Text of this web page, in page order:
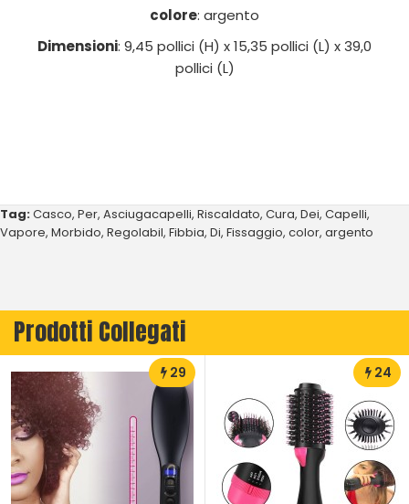
colore: argento
Dimensioni: 9,45 pollici (H) x 15,35 pollici (L) x 39,0
pollici (L)
Tag:Casco, Per, Asciugacapelli, Riscaldato, Cura, Dei, Capelli,
Vapore, Morbido, Regolabil, Fibbia, Di, Fissaggio, color, argento
Prodotti Collegati
29 24